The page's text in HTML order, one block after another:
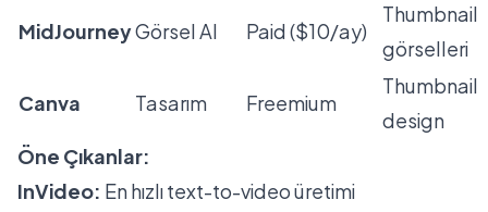
MidJourneyGörsel AI Paid ($10/ay)
Thumbnail
görselleri
Canva Tasarım Freemium
Thumbnail
design
Öne Çıkanlar:
InVideo: En hızlı text-to-video üretimi